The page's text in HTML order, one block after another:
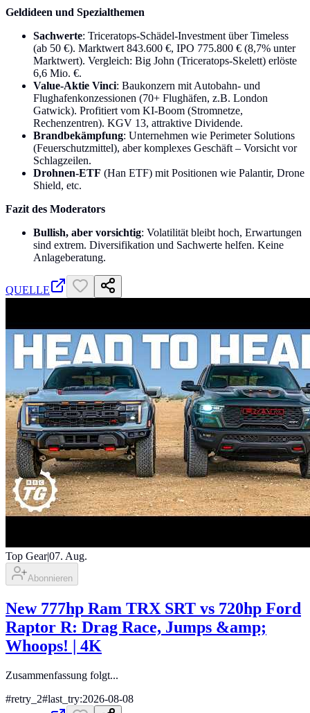
Geldideen und Spezialthemen
Sachwerte: Triceratops-Schädel-Investment über Timeless
(ab 50 €). Marktwert 843.600 €, IPO 775.800 € (8,7% unter
Marktwert). Vergleich: Big John (Triceratops-Skelett) erlöste
6,6 Mio. €.
Value-Aktie Vinci: Baukonzern mit Autobahn- und
Flughafenkonzessionen (70+ Flughäfen, z.B. London
Gatwick). Profitiert vom KI-Boom (Stromnetze,
Rechenzentren). KGV 13, attraktive Dividende.
Brandbekämpfung: Unternehmen wie Perimeter Solutions
(Feuerschutzmittel), aber komplexes Geschäft – Vorsicht vor
Schlagzeilen.
Drohnen-ETF (Han ETF) mit Positionen wie Palantir, Drone
Shield, etc.
Fazit des Moderators
Bullish, aber vorsichtig: Volatilität bleibt hoch, Erwartungen
sind extrem. Diversifikation und Sachwerte helfen. Keine
Anlageberatung.
QUELLE
Top Gear|07. Aug.
Abonnieren
New 777hp Ram TRX SRT vs 720hp Ford
Raptor R: Drag Race, Jumps &amp;
Whoops! | 4K
Zusammenfassung folgt...
#retry_2#last_try:2026-08-08